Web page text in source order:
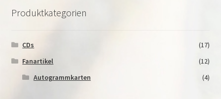
Produktkategorien
CDs
(17)
Fanartikel
(12)
Autogrammkarten
(4)